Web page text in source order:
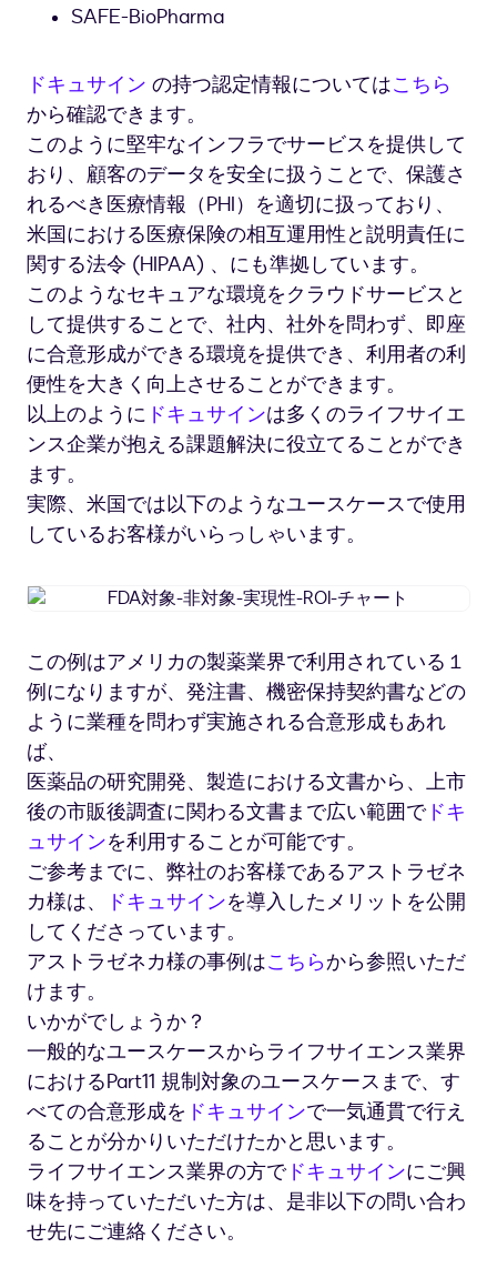
る。
海
の
場
合
は
新
薬
の
上
市
に
必
要
な
発
費
は
1700
億
SAFE-BioPharma
ドキュサイン の持つ認定情報についてはこちら
から確認できます。
このように堅牢なインフラでサービスを提供して
おり、顧客のデータを安全に扱うことで、保護さ
れるべき医療情報（PHI）を適切に扱っており、
米国における医療保険の相互運用性と説明責任に
関する法令 (HIPAA) 、にも準拠しています。
このようなセキュアな環境をクラウドサービスと
して提供することで、社内、社外を問わず、即座
に合意形成ができる環境を提供でき、利用者の利
便性を大きく向上させることができます。
以上のように ドキュサインは多くのライフサイエ
ンス企業が抱える課題解決に役立てることができ
ます。
実際、米国では以下のようなユースケースで使用
しているお客様がいらっしゃいます。
FDA
象-
非
対
象-
性-
ROI-
チ
ャ
ー
ト
この例はアメリカの製薬業界で利用されている１
例になりますが、発注書、機密保持契約書などの
ように業種を問わず実施される合意形成もあれ
ば、
医薬品の研究開発、製造における文書から、上市
後の市販後調査に関わる文書まで広い範囲でドキ
ュサインを利用することが可能です。
ご参考までに、弊社のお客様であるアストラゼネ
カ様は、
ドキュサインを導入したメリットを公開
してくださっています。
アストラゼネカ様の事例はこちらから参照いただ
けます。
いかがでしょうか？
一般的なユースケースからライフサイエンス業界
におけるPart11 規制対象のユースケースまで、す
べての合意形成を ドキュサインで一気通貫で行え
ることが分かりいただけたかと思います。
ライフサイエンス業界の方でドキュサインにご興
味を持っていただいた方は、是非以下の問い合わ
せ先にご連絡ください。